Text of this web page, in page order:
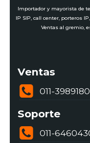
Importador y mayorista de
IP SIP, call center, porteros
Ventas al gremio,
Ventas
011-
Soporte
011-